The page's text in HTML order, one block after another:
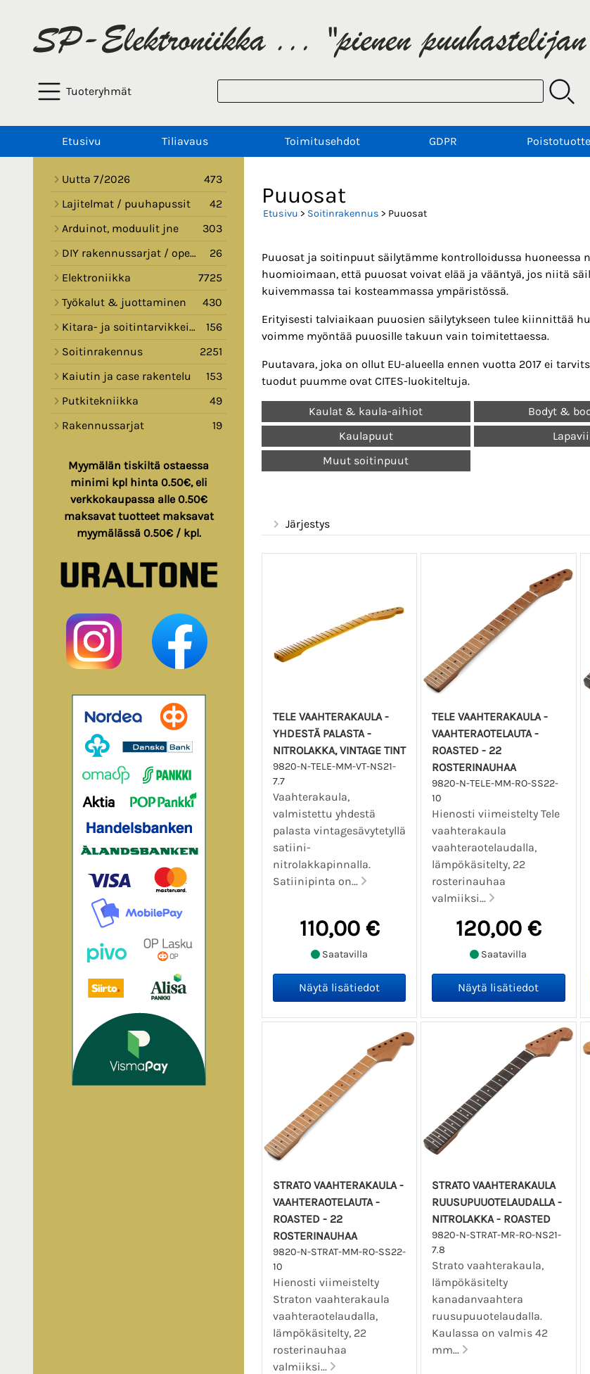
Tuoteryhmät
Etusivu Tiliavaus Toimitusehdot GDPR
Uutta 7/2026
473
Lajitelmat / puuhapussit
42
Arduinot, moduulit jne
303
DIY rakennussarjat / opetussarjat
26
Elektroniikka
7725
Työkalut & juottaminen
430
Kitara- ja soitintarvikkeita
156
Soitinrakennus
2251
Kaiutin ja case rakentelu
153
Putkitekniikka
49
Rakennussarjat
19
Myymälän tiskiltä ostaessa
minimi kpl hinta 0.50€, eli
verkkokaupassa alle 0.50€
maksavat tuotteet maksavat
myymälässä 0.50€ / kpl.
Puuosat
Etusivu > Soitinrakennus > Puuosat
Puuosat ja soitinpuut säilytämme kontrolloidussa huoneessa
huomioimaan, että puuosat voivat elää ja vääntyä, jos niitä
kuivemmassa tai kosteammassa ympäristössä.
Erityisesti talviaikaan puuosien säilytykseen tulee kiinnittää
voimme myöntää puuosille takuun vain toimitettaessa.
Puutavara, joka on ollut EU-alueella ennen vuotta 2017 ei
tuodut puumme ovat CITES-luokiteltuja.
Kaulat & kaula-aihiot Bodyt &
Kaulapuut
Muut soitinpuut
Järjestys
TELE VAAHTERAKAULA -
YHDESTÄ PALASTA -
NITROLAKKA, VINTAGE TINT
9820-N-TELE-MM-VT-NS21-
7.7
Vaahterakaula,
valmistettu yhdestä
palasta vintagesävytetyllä
satiini-
nitrolakkapinnalla.
Satiinipinta on...
110,00 €
Saatavilla
TELE VAAHTERAKAULA -
VAAHTERAOTELAUTA -
ROASTED - 22
ROSTERINAUHAA
9820-N-TELE-MM-RO-SS22-
10
Hienosti viimeistelty Tele
vaahterakaula
vaahteraotelaudalla,
lämpökäsitelty, 22
rosterinauhaa
valmiiksi...
120,00 €
Saatavilla
STRATO VAAHTERAKAULA -
VAAHTERAOTELAUTA -
ROASTED - 22
ROSTERINAUHAA
9820-N-STRAT-MM-RO-SS22-
10
Hienosti viimeistelty
Straton vaahterakaula
vaahteraotelaudalla,
lämpökäsitelty, 22
rosterinauhaa
valmiiksi...
STRATO VAAHTERAKAULA
RUUSUPUUOTELAUDALLA -
NITROLAKKA - ROASTED
9820-N-STRAT-MR-RO-NS21-
7.8
Strato vaahterakaula,
lämpökäsitelty
kanadanvaahtera
ruusupuuotelaudalla.
Kaulassa on valmis 42
mm...